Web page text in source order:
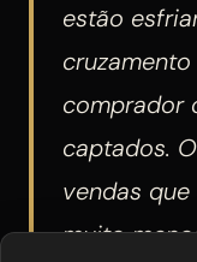
estão
comprador
captados.
vendas
muito